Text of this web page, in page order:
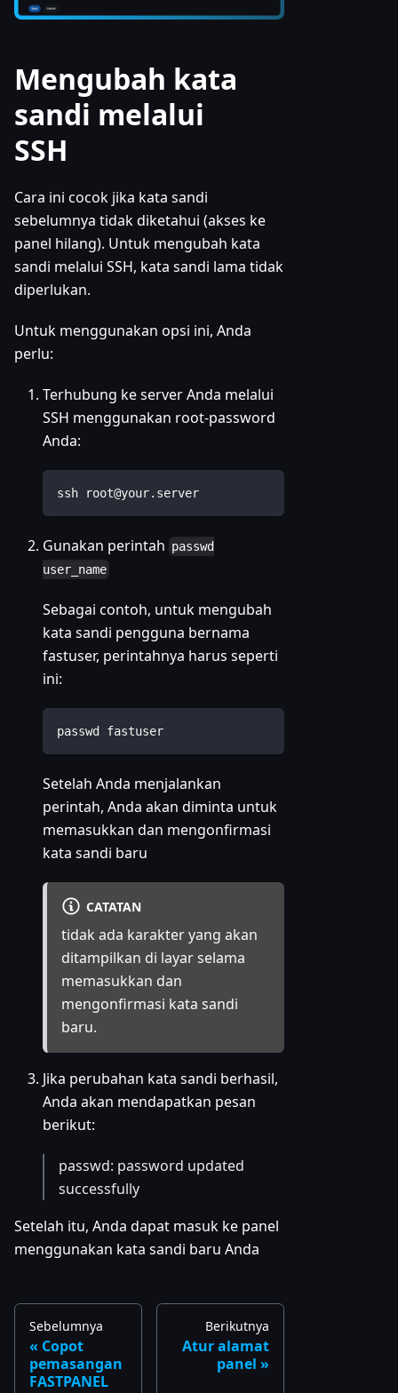
Mengubah kata
sandi melalui
SSH
Cara ini cocok jika kata sandi
sebelumnya tidak diketahui (akses ke
panel hilang). Untuk mengubah kata
sandi melalui SSH, kata sandi lama tidak
diperlukan.
Untuk menggunakan opsi ini, Anda
perlu:
Terhubung ke server Anda melalui
SSH menggunakan root-password
Anda:
ssh root@your.server
Gunakan perintah passwd
user_name
Sebagai contoh, untuk mengubah
kata sandi pengguna bernama
fastuser, perintahnya harus seperti
ini:
passwd fastuser
Setelah Anda menjalankan
perintah, Anda akan diminta untuk
memasukkan dan mengonfirmasi
kata sandi baru
CATATAN
tidak ada karakter yang akan
ditampilkan di layar selama
memasukkan dan
mengonfirmasi kata sandi
baru.
Jika perubahan kata sandi berhasil,
Anda akan mendapatkan pesan
berikut:
passwd: password updated
successfully
Setelah itu, Anda dapat masuk ke panel
menggunakan kata sandi baru Anda
Sebelumnya
Copot
pemasangan
FASTPANEL
Berikutnya
Atur alamat
panel